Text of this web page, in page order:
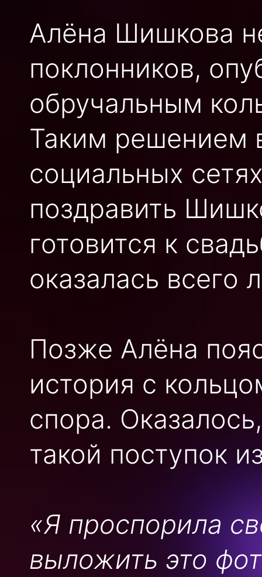
Алёна Шишкова
поклонников,
обручальным
Таким решением
социальных
поздравить
готовится к
оказалась всего
Позже Алёна
история с
спора.
такой поступок
«Я проспорила
выложить это